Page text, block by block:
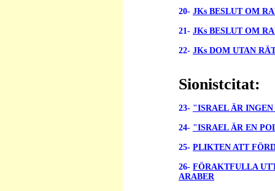
20- JKs BESLUT OM
21- JKs BESLUT OM
22- JKs DOM UTAN
Sionistcitat:
23- "ISRAEL ÄR
24- "ISRAEL ÄR EN
25- PLIKTEN ATT
26- FÖRAKTFULLA
ARABER